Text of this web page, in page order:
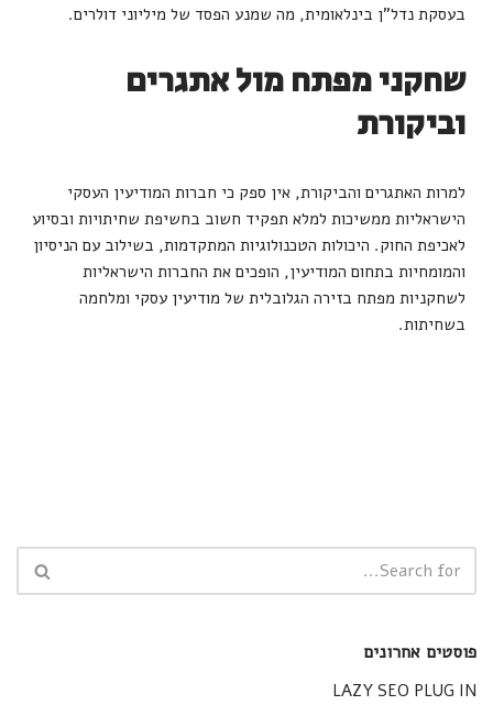
בעסקת נדל"ן בינלאומית, מה שמנע הפסד של מיליוני דולרים.
שחקני מפתח מול אתגרים
וביקורת
למרות האתגרים והביקורת, אין ספק כי חברות המודיעין העסקי
הישראליות ממשיכות למלא תפקיד חשוב בחשיפת שחיתויות ובסיוע
לאכיפת החוק. היכולות הטכנולוגיות המתקדמות, בשילוב עם הניסיון
והמומחיות בתחום המודיעין, הופכים את החברות הישראליות
לשחקניות מפתח בזירה הגלובלית של מודיעין עסקי ומלחמה
בשחיתות.
פוסטים אחרונים
LAZY SEO PLUG IN